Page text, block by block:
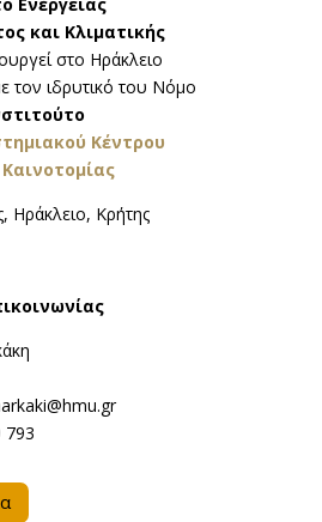
και Κλιματικής
στο Ηράκλειο
τον ιδρυτικό του Νόμο
Κέντρου
Ηράκλειο, Κρήτης
793